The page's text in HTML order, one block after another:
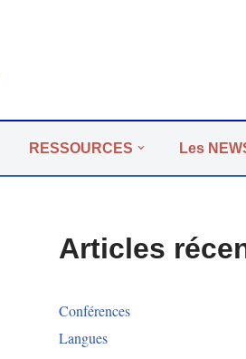
RESSOURCES Les
Articles
Conférences
Langues